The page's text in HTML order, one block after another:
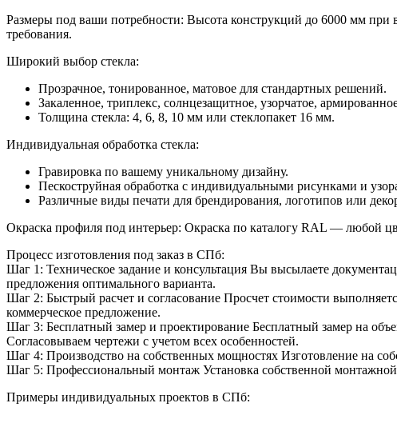
Размеры под ваши потребности: Высота конструкций до 6000 мм
требования.
Широкий выбор стекла:
Прозрачное, тонированное, матовое для стандартных решений.
Закаленное, триплекс, солнцезащитное, узорчатое,
Толщина стекла: 4, 6, 8, 10 мм или стеклопакет 16 мм.
Индивидуальная обработка стекла:
Гравировка по вашему уникальному дизайну.
Пескоструйная обработка с индивидуальными рисунками и
Различные виды печати для брендирования, логотипов или
Окраска профиля под интерьер: Окраска по каталогу RAL — любой
Процесс изготовления под заказ в СПб:
Шаг 1: Техническое задание и консультация Вы высылаете
предложения оптимального варианта.
Шаг 2: Быстрый расчет и согласование Просчет стоимости
коммерческое предложение.
Шаг 3: Бесплатный замер и проектирование Бесплатный замер на
Согласовываем чертежи с учетом всех особенностей.
Шаг 4: Производство на собственных мощностях Изготовление на
Шаг 5: Профессиональный монтаж Установка собственной
Примеры индивидуальных проектов в СПб: